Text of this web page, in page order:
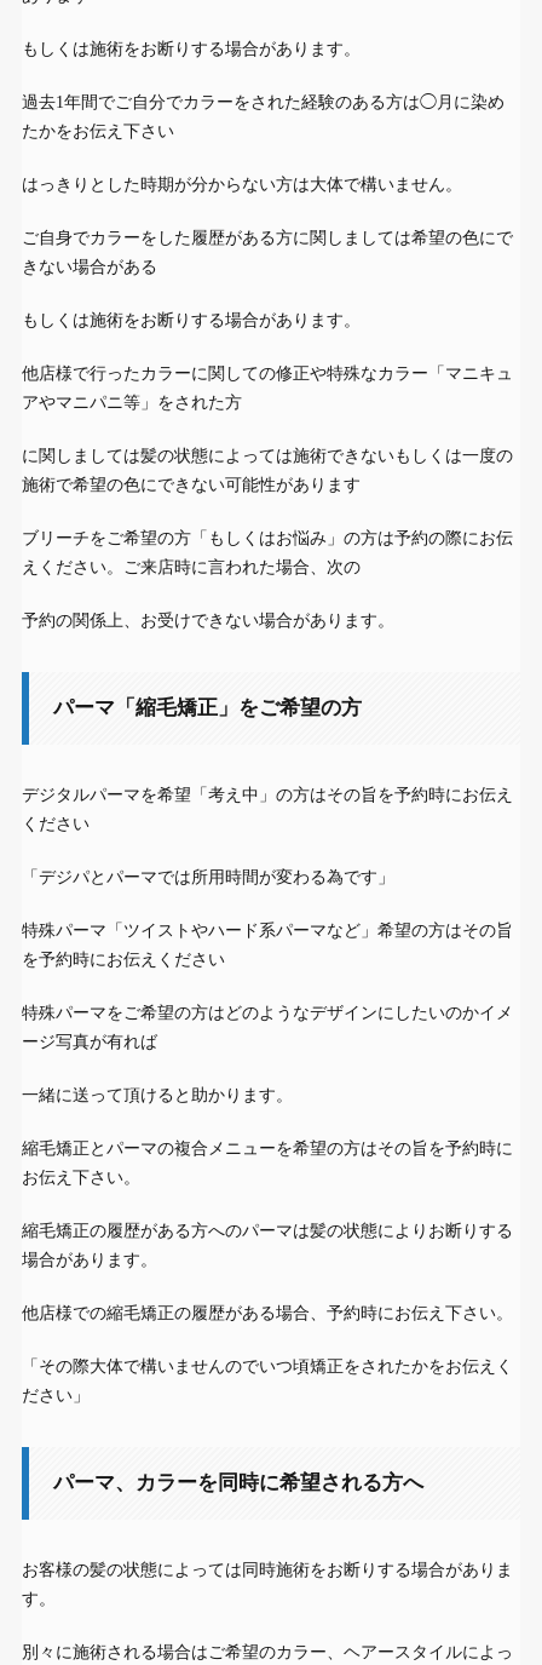
もしくは施術をお断りする場合があります。
過去1年間でご自分でカラーをされた経験のある方は◯月に染め
たかをお伝え下さい
はっきりとした時期が分からない方は大体で構いません。
ご自身でカラーをした履歴がある方に関しましては希望の色にで
きない場合がある
もしくは施術をお断りする場合があります。
他店様で行ったカラーに関しての修正や特殊なカラー「マニキュ
アやマニパニ等」をされた方
に関しましては髪の状態によっては施術できないもしくは一度の
施術で希望の色にできない可能性があります
ブリーチをご希望の方「もしくはお悩み」の方は予約の際にお伝
えください。ご来店時に言われた場合、次の
予約の関係上、お受けできない場合があります。
パーマ「縮毛矯正」をご希望の方
デジタルパーマを希望「考え中」の方はその旨を予約時にお伝え
ください
「デジパとパーマでは所用時間が変わる為です」
特殊パーマ「ツイストやハード系パーマなど」希望の方はその旨
を予約時にお伝えください
特殊パーマをご希望の方はどのようなデザインにしたいのかイメ
ージ写真が有れば
一緒に送って頂けると助かります。
縮毛矯正とパーマの複合メニューを希望の方はその旨を予約時に
お伝え下さい。
縮毛矯正の履歴がある方へのパーマは髪の状態によりお断りする
場合があります。
他店様での縮毛矯正の履歴がある場合、予約時にお伝え下さい。
「その際大体で構いませんのでいつ頃矯正をされたかをお伝えく
ださい」
パーマ、カラーを同時に希望される方へ
お客様の髪の状態によっては同時施術をお断りする場合がありま
す。
別々に施術される場合はご希望のカラー、ヘアースタイルによっ